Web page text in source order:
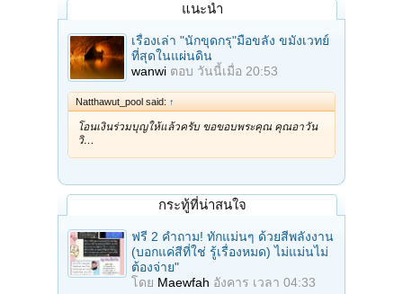
แนะนำ
เรื่องเล่า "นักขุดกรุ"มือขลัง ขมังเวทย์
ที่สุดในแผ่นดิน
wanwi ตอบ วันนี้เมื่อ 20:53
Natthawut_pool said: ↑
โอนเงินร่วมบุญให้แล้วครับ ขอขอบพระคุณ คุณอาวัน
วิ…
กระทู้ที่น่าสนใจ
ฟรี 2 คำถาม! ทักแม่นๆ ด้วยสีพลังงาน
(บอกแค่สีที่ใช่ รู้เรื่องหมด) ไม่แม่นไม่
ต้องจ่าย"
โดย Maewfah อังคาร เวลา 04:33